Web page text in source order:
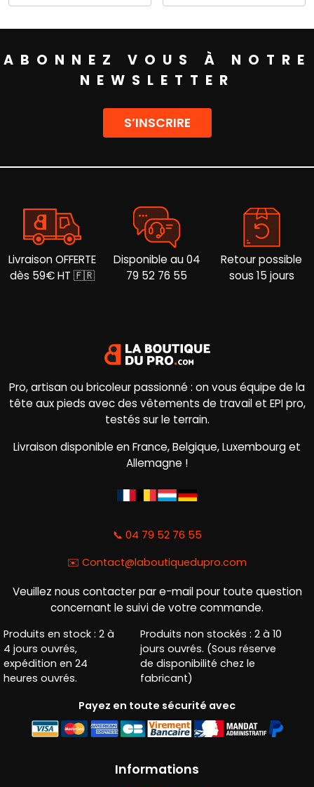
variations.
options
être
a
variations.
la
produit
ABONNEZ VOUS À NOTRE
NEWSLETTER
S’INSCRIRE
Livraison OFFERTE
dès 59€ HT 🇫🇷
Disponible au 04
79 52 76 55
Retour possible
sous 15 jours
Pro, artisan ou bricoleur passionné : on vous équipe de la
tête aux pieds avec des vêtements de travail et EPI pro,
testés sur le terrain.
Livraison disponible en France, Belgique, Luxembourg et
Allemagne !
📞 04 79 52 76 55
✉️ Contact@laboutiquedupro.com
Veuillez nous contacter par e-mail pour toute question
concernant le suivi de votre commande.
Produits en stock : 2 à
4 jours ouvrés,
expédition en 24
heures ouvrés.
Produits non stockés : 2 à 10
jours ouvrés. (Sous réserve
de disponibilité chez le
fabricant)
Payez en toute sécurité avec
Informations